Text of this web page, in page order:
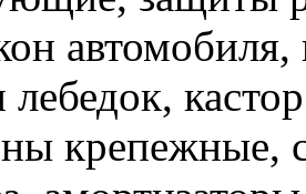
лебедок,
крепежные,